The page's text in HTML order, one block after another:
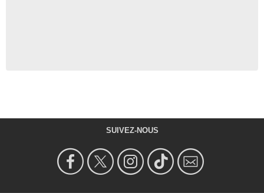
SUIVEZ-NOUS